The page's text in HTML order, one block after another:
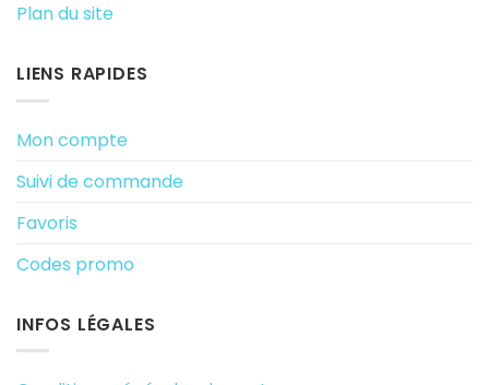
Plan du site
LIENS RAPIDES
Mon compte
Suivi de commande
Favoris
Codes promo
INFOS LÉGALES